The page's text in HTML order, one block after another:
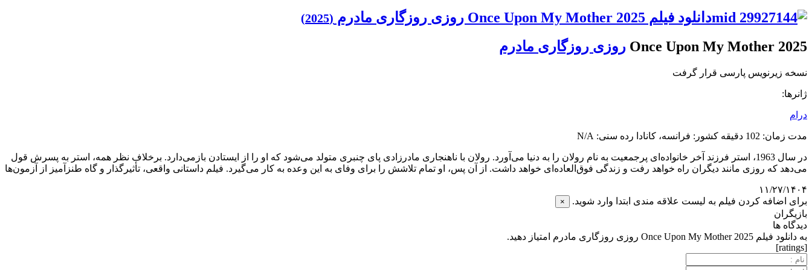
دانلود فیلم Once Upon My Mother 2025 روزی روزگاری مادرم (2025)
Once Upon My Mother 2025 روزی روزگاری مادرم
نسخه زیرنویس پارسی قرار گرفت
ژانرها:
درام
مدت زمان: 102 دقیقه کشور: فرانسه، کانادا رده سنی: N/A
در سال 1963، استر فرزند آخر خانواده‌ای پرجمعیت به نام رولان را به دنیا می‌آورد. رولان با ناهنجاری مادرزادی پای چنبری متولد می‌شود که او را از ایستادن بازمی‌دارد. برخلاف نظر همه، استر به پسرش قول
می‌دهد که روزی مانند دیگران راه خواهد رفت و زندگی فوق‌العاده‌ای خواهد داشت. از آن پس، او تمام تلاشش را برای وفای به این وعده به کار می‌گیرد. فیلم داستانی واقعی، تأثیرگذار و گاه طنزآمیز از آزمون‌ها
۱۱/۲۷/۱۴۰۴
برای اضافه کردن فیلم به لیست علاقه مندی ابتدا وارد شوید.
×
بازیگران
دیدگاه ها
به دانلود فیلم Once Upon My Mother 2025 روزی روزگاری مادرم امتیاز دهید.
[ratings]